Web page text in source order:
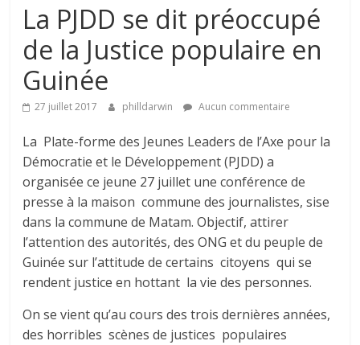
La PJDD se dit préoccupé
de la Justice populaire en
Guinée
27 juillet 2017 philldarwin Aucun commentaire
La Plate-forme des Jeunes Leaders de l’Axe pour la
Démocratie et le Développement (PJDD) a
organisée ce jeune 27 juillet une conférence de
presse à la maison commune des journalistes, sise
dans la commune de Matam. Objectif, attirer
l’attention des autorités, des ONG et du peuple de
Guinée sur l’attitude de certains citoyens qui se
rendent justice en hottant la vie des personnes.
On se vient qu’au cours des trois dernières années,
des horribles scènes de justices populaires